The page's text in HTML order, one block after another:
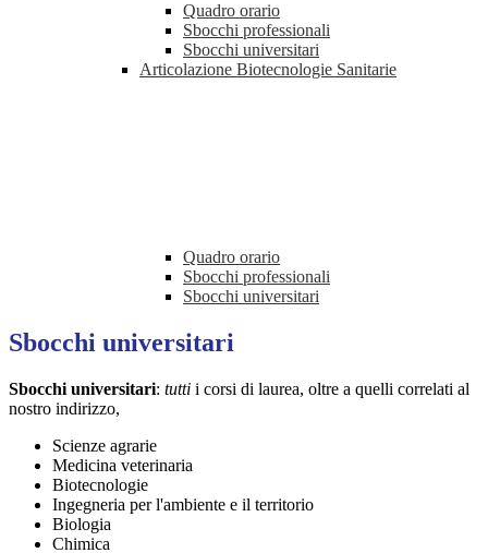
Quadro orario
Sbocchi professionali
Sbocchi universitari
Articolazione Biotecnologie Sanitarie
Quadro orario
Sbocchi professionali
Sbocchi universitari
Sbocchi universitari
Sbocchi universitari: tutti i corsi di laurea, oltre a quelli correlati al
nostro indirizzo,
Scienze agrarie
Medicina veterinaria
Biotecnologie
Ingegneria per l'ambiente e il territorio
Biologia
Chimica